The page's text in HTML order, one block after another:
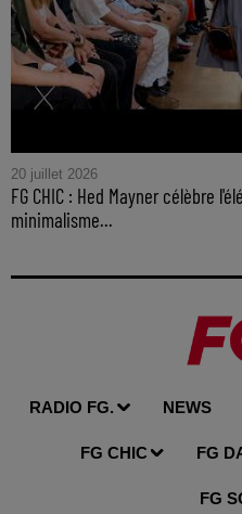
20 juillet 2026
FG CHIC : Hed Mayner célèbre
minimalisme...
RADIO FG. NEWS
FG CHIC FG
FG